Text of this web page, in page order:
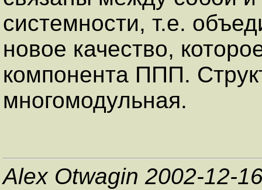
системности, т.е.
новое качество,
компонента ППП.
многомодульная.
Alex Otwagin 2002-12-